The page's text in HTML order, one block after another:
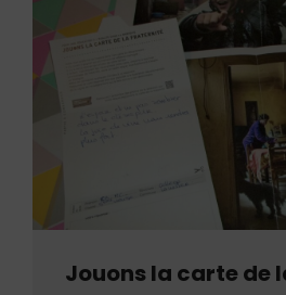
Jouons la carte de